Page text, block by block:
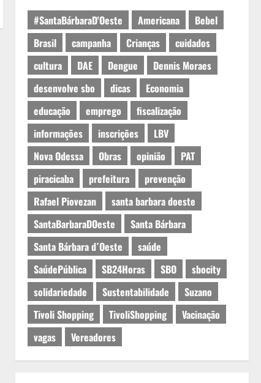
#SantaBárbaraD'Oeste Americana
Bebel
Brasil
campanha Crianças
cuidados
cultura
DAE Dengue
Dennis Moraes
desenvolve sbo
dicas
Economia
educação
emprego
fiscalização
informações
inscrições
LBV
Nova Odessa
Obras opinião
PAT
piracicaba
prefeitura
prevenção
Rafael Piovezan
santa barbara doeste
SantaBarbaraDOeste
Santa Bárbara
Santa Bárbara d´Oeste
saúde
SaúdePública
SB24Horas SBO
sbocity
solidariedade
Sustentabilidade
Suzano
Tivoli Shopping
TivoliShopping
Vacinação
vagas
Vereadores